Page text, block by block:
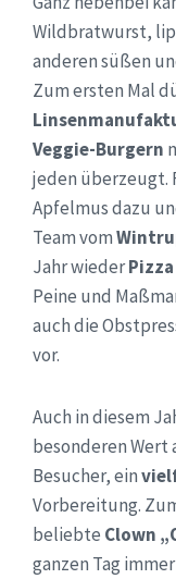
Wildbratwurst,
anderen süßen
Zum ersten Mal
Veggie-Burgern
jeden überzeugt.
Apfelmus dazu
Team vom
Jahr wieder
Peine und
auch die
vor.
Auch in diesem
besonderen Wert
Besucher, ein
Vorbereitung.
beliebte Clown
ganzen Tag